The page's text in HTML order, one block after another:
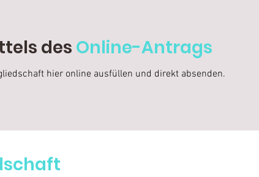
des Online-Antrags
hier online ausfüllen und direkt absenden.